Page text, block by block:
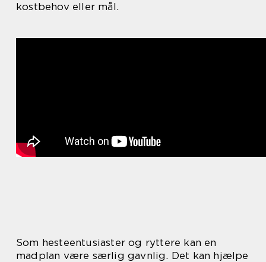
kostbehov eller mål.
Som hesteentusiaster og ryttere kan en
madplan være særlig gavnlig. Det kan hjælpe